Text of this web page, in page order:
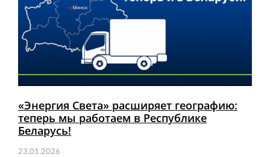
«Энергия Света» расширяет географию:
теперь мы работаем в Республике
Беларусь!
23.01.2026